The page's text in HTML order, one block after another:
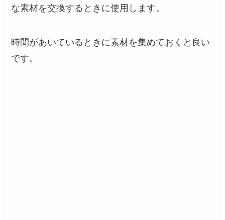
な素材を交換するときに使用します。
時間があいているときに素材を集めておくと良い
です。